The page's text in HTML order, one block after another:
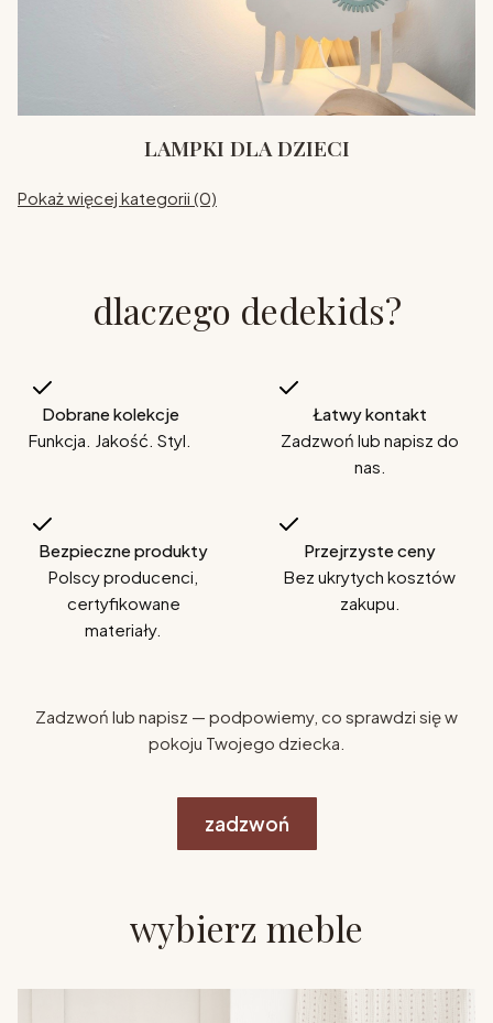
LAMPKI DLA DZIECI
Pokaż więcej kategorii (0)
dlaczego dedekids?
Dobrane kolekcje
Funkcja. Jakość. Styl.
Łatwy kontakt
Zadzwoń lub napisz do
nas.
Bezpieczne produkty
Polscy producenci,
certyfikowane
materiały.
Przejrzyste ceny
Bez ukrytych kosztów
zakupu.
Zadzwoń lub napisz — podpowiemy, co sprawdzi się w
pokoju Twojego dziecka.
zadzwoń
wybierz meble